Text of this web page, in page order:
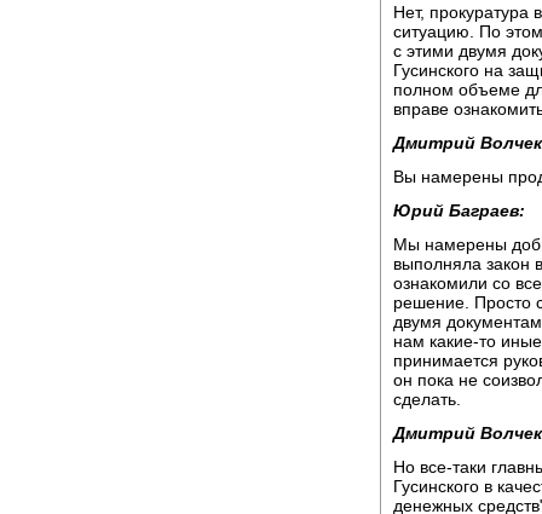
Нет, прокуратура
ситуацию. По
с этими двумя
Гусинского на
полном объеме
вправе
Дмитрий
Вы намерены
Юрий Баграев:
Мы намерены
выполняла закон
ознакомили со
решение. Просто
двумя
нам какие-то
принимается
он пока не
сделать.
Дмитрий
Но все-таки
Гусинского в
денежных